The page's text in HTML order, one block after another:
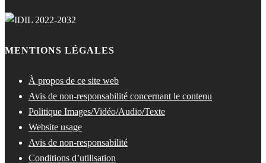
MENTIONS LÉGALES
À propos de ce site web
Avis de non-responsabilité concernant le contenu
Politique Images/Vidéo/Audio/Texte
Website usage
Avis de non-responsabilité
Conditions d’utilisation